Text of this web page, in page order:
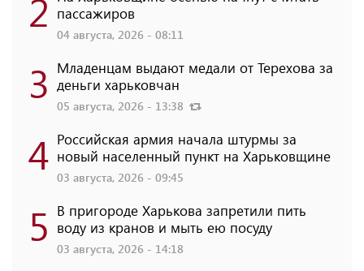
2 пассажиров
04 августа, 2026 - 08:11
3 Младенцам выдают медали от Терехова за
деньги харьковчан
05 августа, 2026 - 13:38
4 Российская армия начала штурмы за
новый населенный пункт на Харьковщине
03 августа, 2026 - 09:45
5 В пригороде Харькова запретили пить
воду из кранов и мыть ею посуду
03 августа, 2026 - 14:18